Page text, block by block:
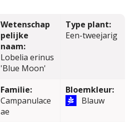
Wetenschap
pelijke
naam:
Lobelia erinus
'Blue Moon'
Type plant:
Een-tweejarig
Familie:
Campanulace
ae
Bloemkleur:
Blauw